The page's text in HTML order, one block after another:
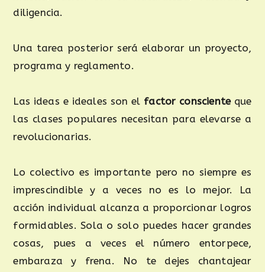
diligencia.
Una tarea posterior será elaborar un proyecto,
programa y reglamento.
Las ideas e ideales son el factor conscienteque
las clases populares necesitan para elevarse a
revolucionarias.
Lo colectivo es importante pero no siempre es
imprescindible y a veces no es lo mejor. La
acción individual alcanza a proporcionar logros
formidables. Sola o solo puedes hacer grandes
cosas, pues a veces el número entorpece,
embaraza y frena. No te dejes chantajear